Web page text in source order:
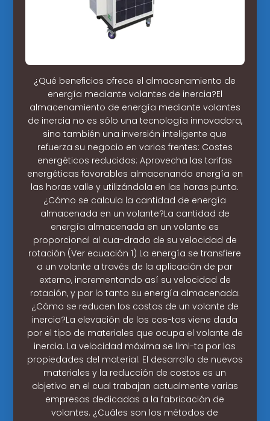
¿Qué beneficios ofrece el almacenamiento de
energía mediante volantes de inercia?El
almacenamiento de energía mediante volantes
de inercia no es sólo una tecnología innovadora,
sino también una inversión inteligente que
refuerza su negocio en varios frentes: Costes
energéticos reducidos: Aprovecha las tarifas
energéticas favorables almacenando energía en
las horas valle y utilizándola en las horas punta.
¿Cómo se calcula la cantidad de energía
almacenada en un volante?La cantidad de
energía almacenada en un volante es
proporcional al cua-drado de su velocidad de
rotación (Ver ecuación 1) La energía se transfiere
a un volante a través de la aplicación de par
externo, incrementando así su velocidad de
rotación, y por lo tanto su energía almacenada.
¿Cómo se reducen los costos de un volante de
inercia?La elevación de los cos-tos viene dada
por el tipo de materiales que ocupa el volante de
inercia. La velocidad máxima se limi-ta por las
propiedades del material. El desarrollo de nuevos
materiales y la reducción de costos es un
objetivo en el cual trabajan actualmente varias
empresas dedicadas a la fabricación de
volantes. ¿Cuáles son los métodos de